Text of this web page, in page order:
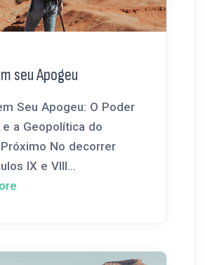
seu Apogeu
Seu Apogeu: O Poder
e a Geopolítica do
No decorrer
IX e VIII...